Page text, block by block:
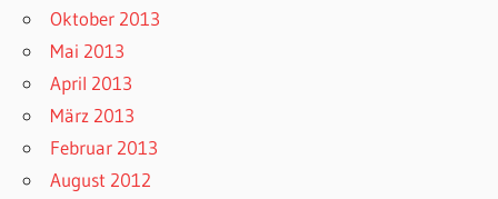
Oktober 2013
Mai 2013
April 2013
März 2013
Februar 2013
August 2012